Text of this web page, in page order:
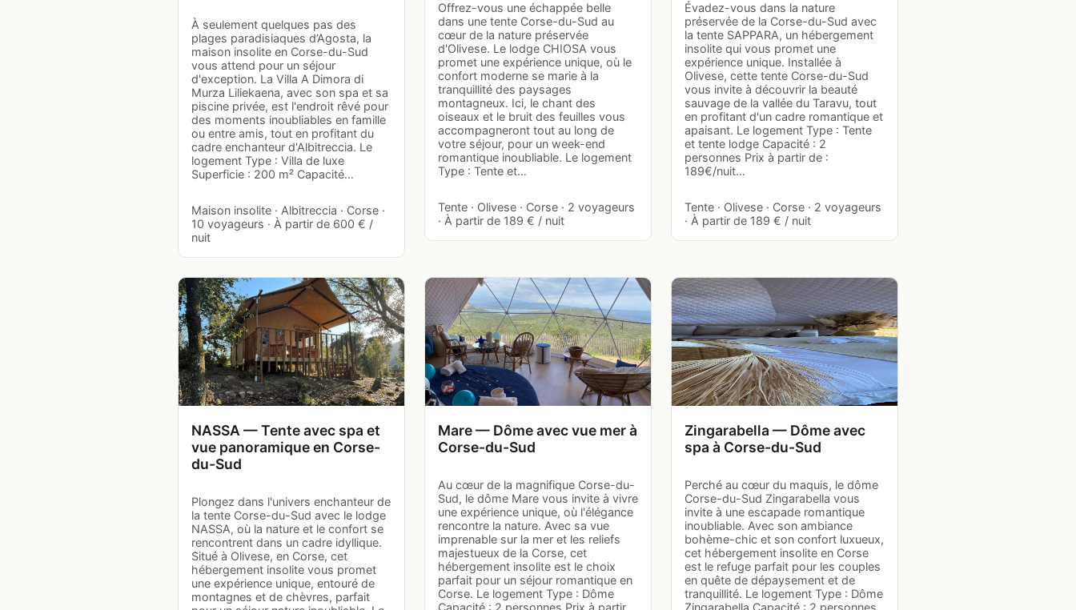
À seulement quelques pas des
plages paradisiaques d’Agosta, la
maison insolite en Corse-du-Sud
vous attend pour un séjour
d'exception. La Villa A Dimora di
Murza Liliekaena, avec son spa et sa
piscine privée, est l'endroit rêvé pour
des moments inoubliables en famille
ou entre amis, tout en profitant du
cadre enchanteur d'Albitreccia. Le
logement Type : Villa de luxe
Superficie : 200 m² Capacité…
Maison insolite · Albitreccia · Corse ·
10 voyageurs · À partir de 600 € /
nuit
Offrez-vous une échappée belle
dans une tente Corse-du-Sud au
cœur de la nature préservée
d'Olivese. Le lodge CHIOSA vous
promet une expérience unique, où le
confort moderne se marie à la
tranquillité des paysages
montagneux. Ici, le chant des
oiseaux et le bruit des feuilles vous
accompagneront tout au long de
votre séjour, pour un week-end
romantique inoubliable. Le logement
Type : Tente et…
Tente · Olivese · Corse · 2 voyageurs
· À partir de 189 € / nuit
Évadez-vous dans la nature
préservée de la Corse-du-Sud avec
la tente SAPPARA, un hébergement
insolite qui vous promet une
expérience unique. Installée à
Olivese, cette tente Corse-du-Sud
vous invite à découvrir la beauté
sauvage de la vallée du Taravu, tout
en profitant d'un cadre romantique et
apaisant. Le logement Type : Tente
et tente lodge Capacité : 2
personnes Prix à partir de :
189€/nuit…
Tente · Olivese · Corse · 2 voyageurs
· À partir de 189 € / nuit
NASSA — Tente avec spa et
vue panoramique en Corse-
du-Sud
Plongez dans l'univers enchanteur de
la tente Corse-du-Sud avec le lodge
NASSA, où la nature et le confort se
rencontrent dans un cadre idyllique.
Situé à Olivese, en Corse, cet
hébergement insolite vous promet
une expérience unique, entouré de
montagnes et de chèvres, parfait
Mare — Dôme avec vue mer à
Corse-du-Sud
Au cœur de la magnifique Corse-du-
Sud, le dôme Mare vous invite à vivre
une expérience unique, où l'élégance
rencontre la nature. Avec sa vue
imprenable sur la mer et les reliefs
majestueux de la Corse, cet
hébergement insolite est le choix
parfait pour un séjour romantique en
Corse. Le logement Type : Dôme
Zingarabella — Dôme avec
spa à Corse-du-Sud
Perché au cœur du maquis, le dôme
Corse-du-Sud Zingarabella vous
invite à une escapade romantique
inoubliable. Avec son ambiance
bohème-chic et son confort luxueux,
cet hébergement insolite en Corse
est le refuge parfait pour les couples
en quête de dépaysement et de
tranquillité. Le logement Type : Dôme